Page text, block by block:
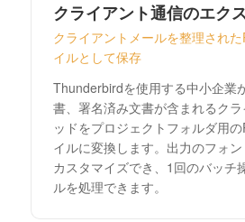
クライアント通信のエク
クライアントメールを整理され
イルとして保存
Thunderbirdを使用する中小企業
書、署名済み文書が含まれるク
ッドをプロジェクトフォルダ用
イルに変換します。出力のフォ
カスタマイズでき、1回のバッチ
ルを処理できます。